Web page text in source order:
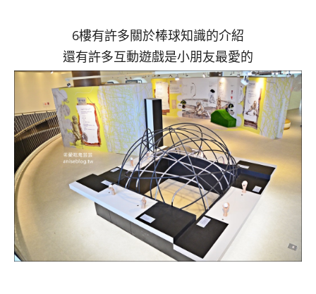
6樓有許多關於棒球知識的介紹
還有許多互動遊戲是小朋友最愛的